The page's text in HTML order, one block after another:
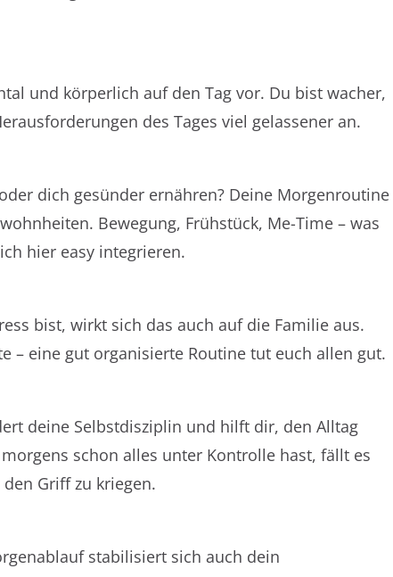
und körperlich auf den Tag vor. Du bist wacher,
des Tages viel gelassener an.
dich gesünder ernähren? Deine Morgenroutine
Bewegung, Frühstück, Me-Time – was
hier easy integrieren.
bist, wirkt sich das auch auf die Familie aus.
– eine gut organisierte Routine tut euch allen gut.
deine Selbstdisziplin und hilft dir, den Alltag
schon alles unter Kontrolle hast, fällt es
Griff zu kriegen.
stabilisiert sich auch dein